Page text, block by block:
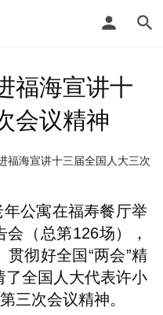
福海宣讲十
会议精神
福海宣讲十三届全国人大三次
公寓在福寿餐厅举
（总第126场），
贯彻好全国“两会”精
了全国人大代表许小
三次会议精神。